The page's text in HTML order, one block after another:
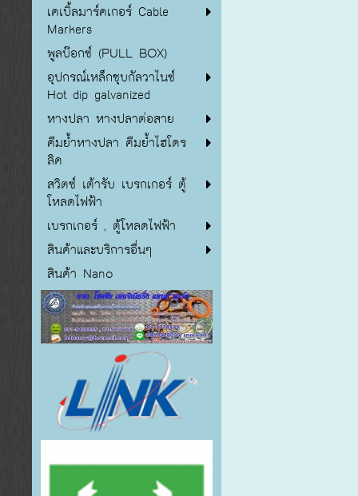
เคเบิ้ลมาร์คเกอร์ Cable
Markers
พูลบ๊อกซ์ (PULL BOX)
อุปกรณ์เหล็กชุบกัลวาไนซ์
Hot dip galvanized
หางปลา หางปลาต่อสาย
คีมย้ำหางปลา คีมย้ำไฮโดร
ลิค
สวิตซ์ เต้ารับ เบรกเกอร์ ตู้
โหลดไฟฟ้า
เบรกเกอร์ , ตู้โหลดไฟฟ้า
สินค้าและบริการอื่นๆ
สินค้า Nano